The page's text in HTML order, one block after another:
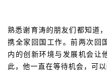
熟悉谢育涛的朋友们都知道
携全家回国工作。前两次回
内的创新环境与发展机会让
此，他一直在等待机会，可